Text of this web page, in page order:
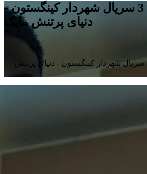
قسمت 6 فصل 3 سریال شهردار کینگستون -
دنیای پرتنش مایک
قسمت 6 فصل 3 سریال شهردار کینگستون - دنیای پرتنش